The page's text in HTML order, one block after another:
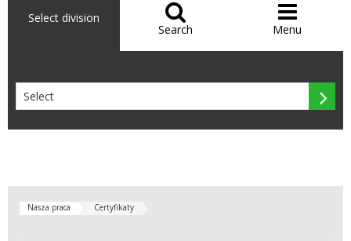
Select division 
Search

Menu

Nasza praca Certyfikaty